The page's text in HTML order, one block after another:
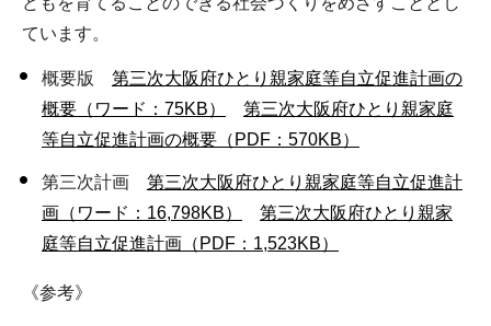
ています。
概要版 第三次大阪府ひとり親家庭等自立促進計画の
概要（ワード：75KB）
第三次大阪府ひとり親家庭
等自立促進計画の概要（PDF：570KB）
第三次計画 第三次大阪府ひとり親家庭等自立促進計
画（ワード：16,798KB）
第三次大阪府ひとり親家
庭等自立促進計画（PDF：1,523KB）
《参考》